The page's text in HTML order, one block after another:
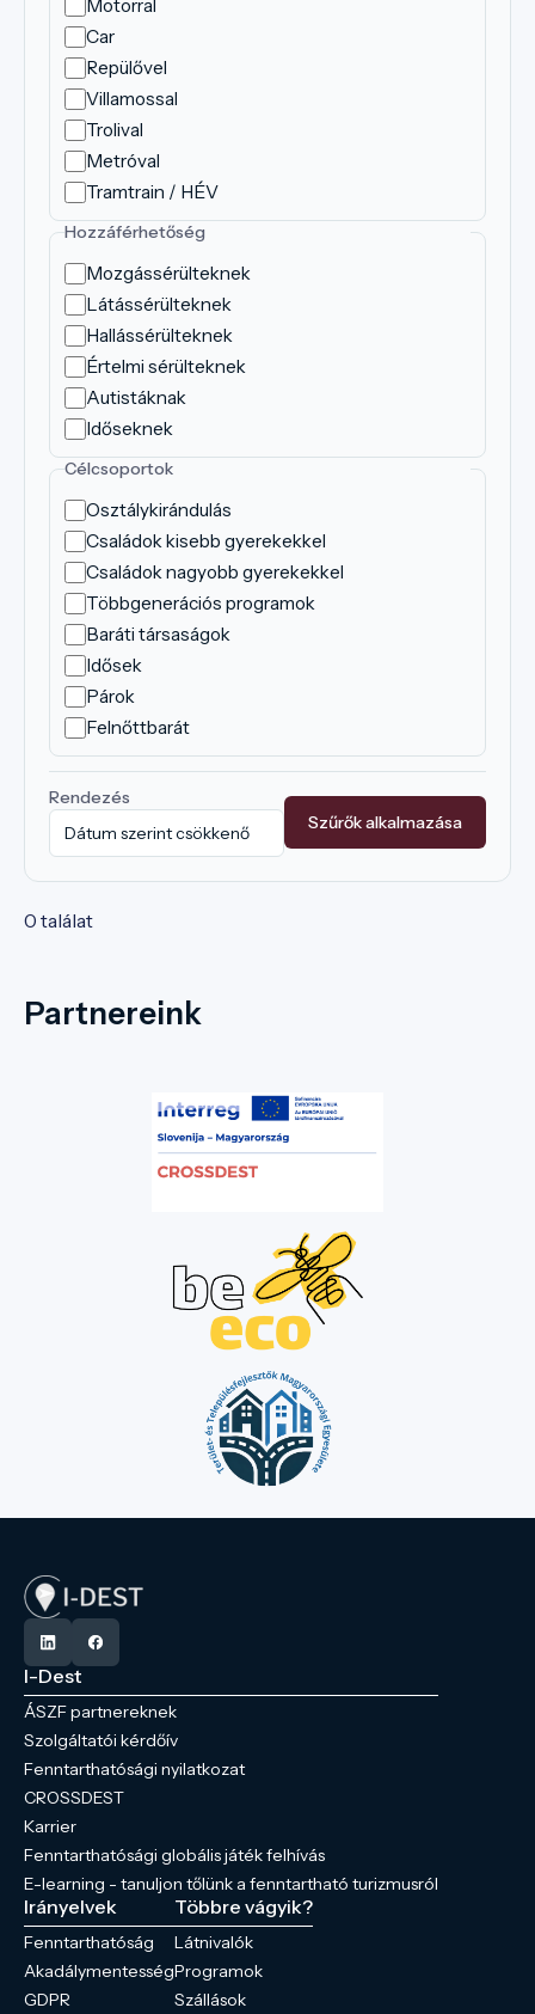
Motorral
Car
Repülővel
Villamossal
Trolival
Metróval
Tramtrain / HÉV
Hozzáférhetőség
Mozgássérülteknek
Látássérülteknek
Hallássérülteknek
Értelmi sérülteknek
Autistáknak
Időseknek
Célcsoportok
Osztálykirándulás
Családok kisebb gyerekekkel
Családok nagyobb gyerekekkel
Többgenerációs programok
Baráti társaságok
Idősek
Párok
Felnőttbarát
Rendezés
Szűrők alkalmazása
0 találat
Partnereink
I-Dest
ÁSZF partnereknek
Szolgáltatói kérdőív
Fenntarthatósági nyilatkozat
CROSSDEST
Karrier
Fenntarthatósági globális játék felhívás
E-learning - tanuljon tőlünk a fenntartható turizmusról
Irányelvek
Fenntarthatóság
Akadálymentesség
GDPR
Többre vágyik?
Látnivalók
Programok
Szállások